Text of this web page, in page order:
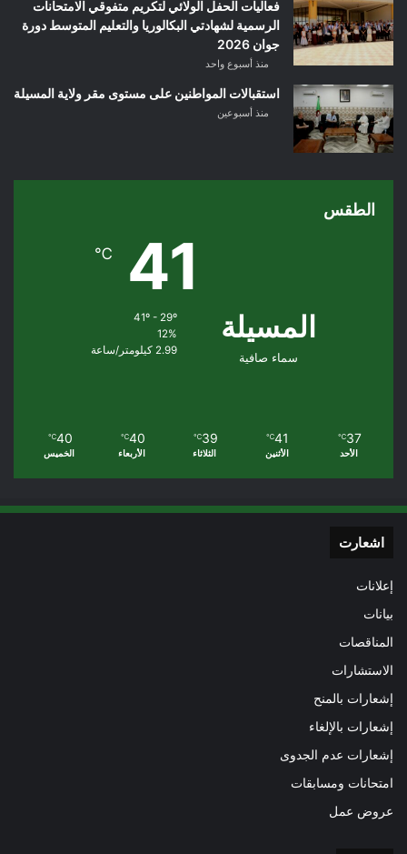
فعاليات الحفل الولائي لتكريم متفوقي الامتحانات
الرسمية لشهادتي البكالوريا والتعليم المتوسط دورة
جوان 2026
منذ أسبوع واحد
استقبالات المواطنين على مستوى مقر ولاية المسيلة
منذ أسبوعين
الطقس
المسيلة
سماء صافية
41
℃
12%
2.99 كيلومتر/ساعة
37
℃
الأحد
41
℃
الأثنين
39
℃
الثلاثاء
40
℃
الأربعاء
40
℃
الخميس
اشعارت
إعلانات
بيانات
المناقصات
الاستشارات
إشعارات بالمنح
إشعارات بالإلغاء
إشعارات عدم الجدوى
امتحانات ومسابقات
عروض عمل